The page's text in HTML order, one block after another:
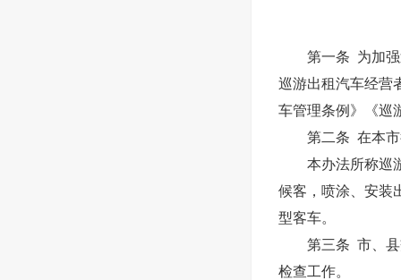
第一条 为加
巡游出租汽车经营
车管理条例》《巡
第二条 在本市行
本办法所称巡游
候客，喷涂、安装
型客车。
第三条 市、县交
检查工作。